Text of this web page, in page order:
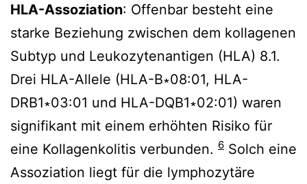
HLA-Assoziation: Offenbar besteht eine
starke Beziehung zwischen dem kollagenen
Subtyp und Leukozytenantigen (HLA) 8.1.
Drei HLA-Allele (HLA-B∗08:01, HLA-
DRB1∗03:01 und HLA-DQB1∗02:01) waren
signifikant mit einem erhöhten Risiko für
eine Kollagenkolitis verbunden. 6 Solch eine
Assoziation liegt für die lymphozytäre